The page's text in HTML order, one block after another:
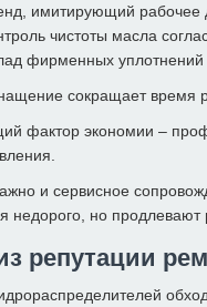
имитирующий рабочее
чистоты масла
фирменных
сокращает время
фактор экономии –
и сервисное
недорого, но продлевают
репутации